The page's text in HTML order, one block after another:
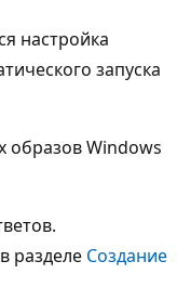
настройка
запуска
образов Windows
разделе Создание